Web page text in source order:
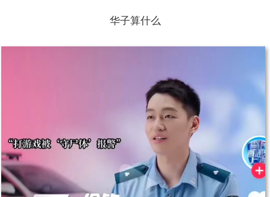
华子算什么